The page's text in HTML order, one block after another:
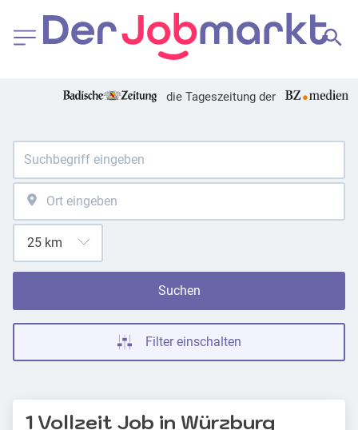
die Tageszeitung der
Suchen
Filter einschalten
1 Vollzeit Job in Würzburg